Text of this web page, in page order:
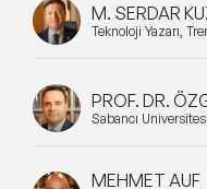
M. SERDAR
Teknoloji Yazarı,
PROF. DR.
Sabancı
MEHMET AUF